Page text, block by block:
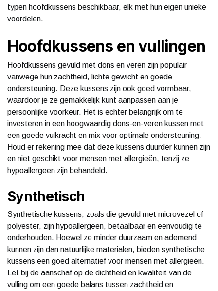
typen hoofdkussens beschikbaar, elk met hun eigen unieke
voordelen.
Hoofdkussens en vullingen
Hoofdkussens gevuld met dons en veren zijn populair
vanwege hun zachtheid, lichte gewicht en goede
ondersteuning. Deze kussens zijn ook goed vormbaar,
waardoor je ze gemakkelijk kunt aanpassen aan je
persoonlijke voorkeur. Het is echter belangrijk om te
investeren in een hoogwaardig dons-en-veren kussen met
een goede vulkracht en mix voor optimale ondersteuning.
Houd er rekening mee dat deze kussens duurder kunnen zijn
en niet geschikt voor mensen met allergieën, tenzij ze
hypoallergeen zijn behandeld.
Synthetisch
Synthetische kussens, zoals die gevuld met microvezel of
polyester, zijn hypoallergeen, betaalbaar en eenvoudig te
onderhouden. Hoewel ze minder duurzaam en ademend
kunnen zijn dan natuurlijke materialen, bieden synthetische
kussens een goed alternatief voor mensen met allergieën.
Let bij de aanschaf op de dichtheid en kwaliteit van de
vulling om een goede balans tussen zachtheid en